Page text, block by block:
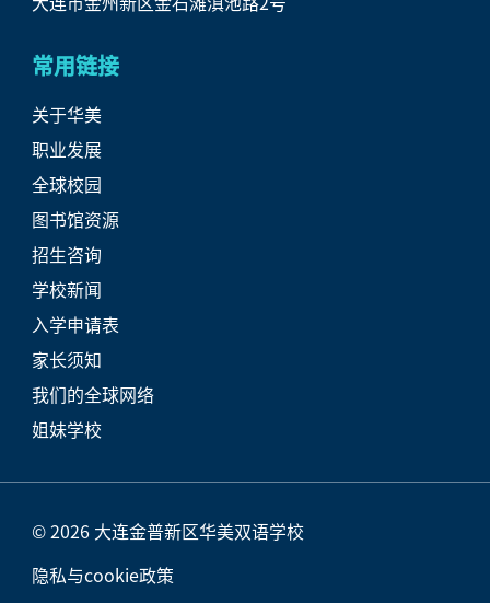
常用链接
关于华美
职业发展
全球校园
图书馆资源
招生咨询
学校新闻
入学申请表
家长须知
我们的全球网络
姐妹学校
© 2026 大连金普新区华美双语学校
隐私与cookie政策